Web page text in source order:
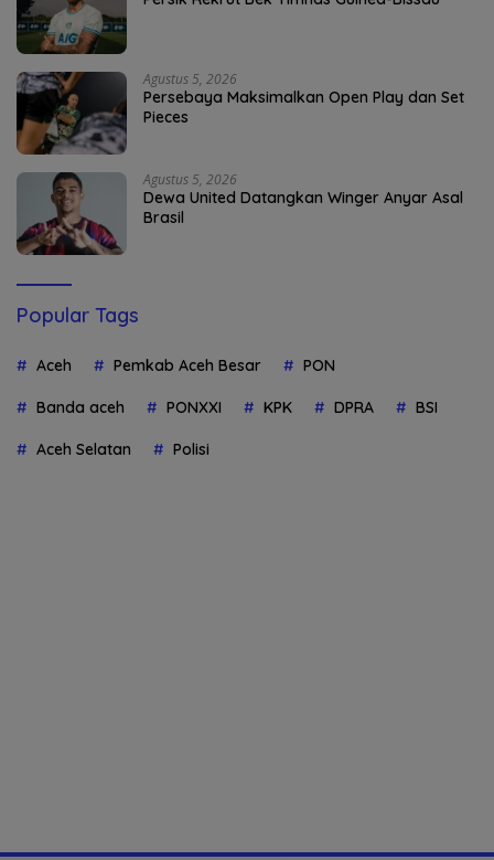
Agustus 5, 2026
Persebaya Maksimalkan Open Play dan Set
Pieces
Agustus 5, 2026
Dewa United Datangkan Winger Anyar Asal
Brasil
Popular Tags
Aceh Pemkab Aceh Besar PON
Banda aceh PONXXI KPK DPRA BSI
Aceh Selatan Polisi